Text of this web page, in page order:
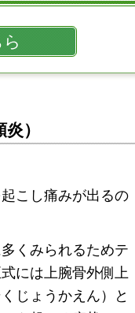
ら
）
こし痛みが出るの
くみられるためテ
には上腕骨外側上
じょうかえん）と